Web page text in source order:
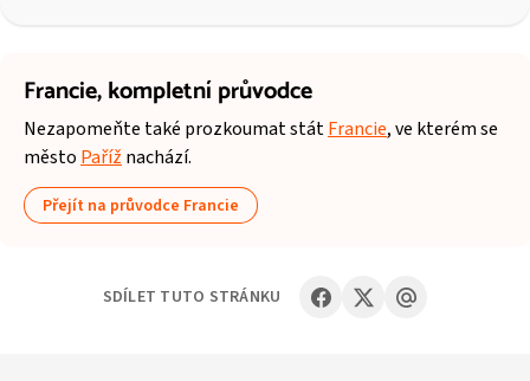
Francie,kompletní průvodce
Nezapomeňte také prozkoumat státFrancie, ve kterém se
městoPařížnachází.
Přejít na průvodce Francie
SDÍLET TUTO STRÁNKU